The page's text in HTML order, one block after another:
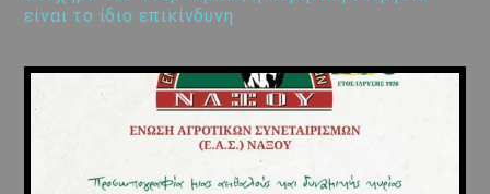
είναι το ίδιο επικίνδυνη